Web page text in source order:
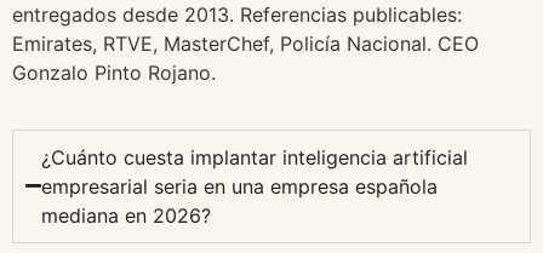
entregados desde 2013. Referencias publicables:
Emirates, RTVE, MasterChef, Policía Nacional. CEO
Gonzalo Pinto Rojano.
¿Cuánto cuesta implantar inteligencia artificial
empresarial seria en una empresa española
mediana en 2026?